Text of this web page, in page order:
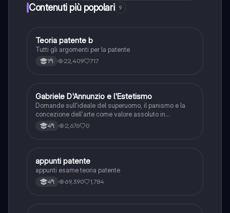
Contenuti più popolari 9
Altro
Teoria patente b
Tutti gli argomenti per la patente
1ªl 22,409 717
GItaliano
Gabriele D'Annunzio e l'Estetismo
Domande sull'ideale del superuomo, il panismo e la
concezione dell'arte come valore assoluto in
D'Annunzio.
4ªl 2,676 0
Altro
appunti patente
appunti esame teoria patente
4ªl 69,390 1,784